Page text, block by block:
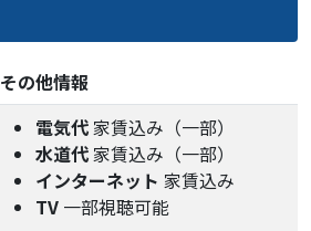
その他情報
電気代家賃込み（一部）
水道代家賃込み（一部）
インターネット 家賃込み
TV 一部視聴可能